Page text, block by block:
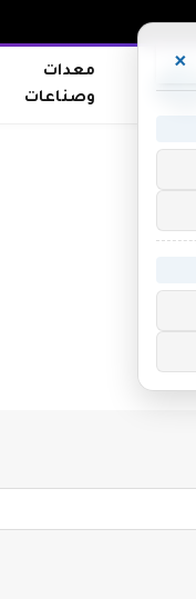
معدات
وصناعات
×